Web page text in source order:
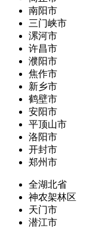
南阳市
三门峡市
漯河市
许昌市
濮阳市
焦作市
新乡市
鹤壁市
安阳市
平顶山市
洛阳市
开封市
郑州市
全湖北省
神农架林区
天门市
潜江市